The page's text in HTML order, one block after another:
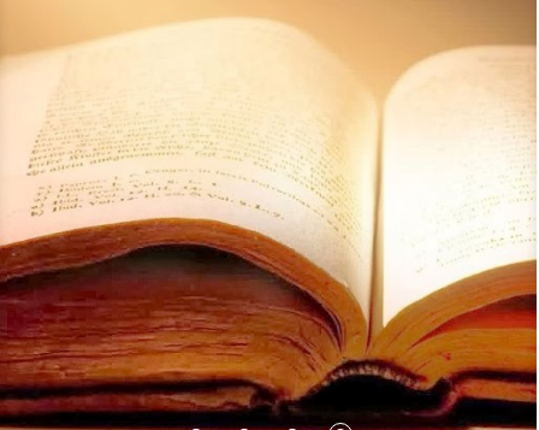
Señor, yo seré el Dios de todas las tribus
de Israel y ellos serán mi pueblo. El
pueblo de Israel, que se libró de la
espada, halló misericordia en el desierto
y camina hacia el descanso; el Señor se
le apareció de lejos’’. Esto dice el Señor:
ver